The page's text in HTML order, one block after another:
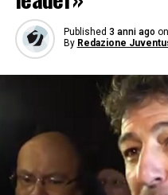
Published 3 anni ago on
By Redazione